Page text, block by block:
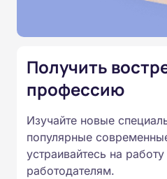
Подготовка
России от
соответствии с
Удостоверения и
Получить
профессию
Изучайте новые
популярные
устраивайтесь на
работодателям.